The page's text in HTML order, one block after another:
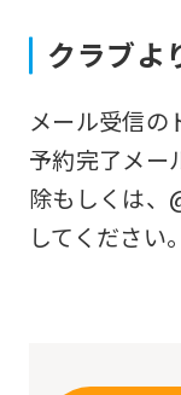
クラブよ
メール受信の
予約完了メー
除もしくは
してください。